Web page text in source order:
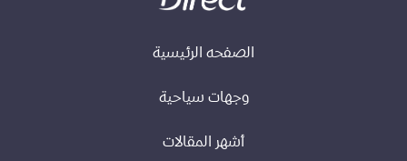
الصفحه الرئيسية
وجهات سياحية
أشهر المقالات